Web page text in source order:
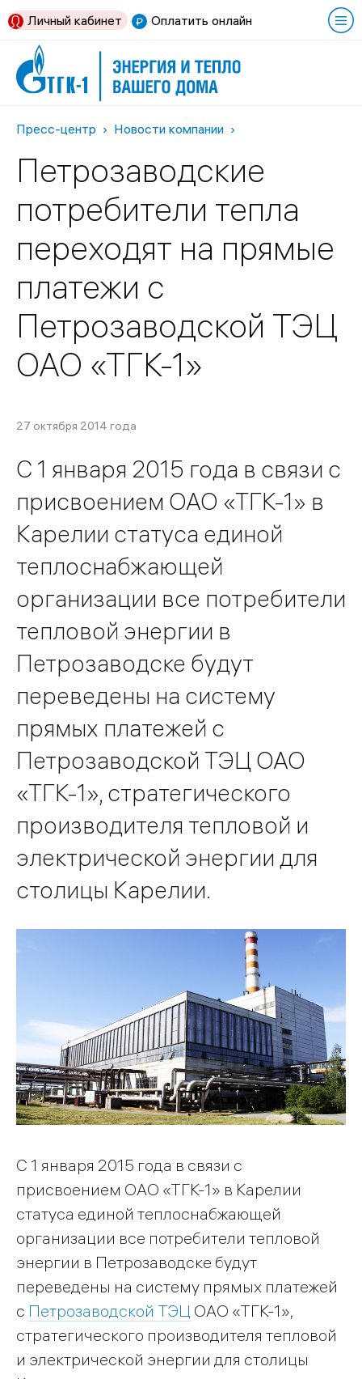
Оплатить онлайн
Личный кабинет
Пресс-центр Новости компании
Петрозаводские
потребители тепла
переходят на прямые
платежи с
Петрозаводской ТЭЦ
ОАО «ТГК-1»
27 октября 2014 года
С 1 января 2015 года в связи с
присвоением ОАО «ТГК-1» в
Карелии статуса единой
теплоснабжающей
организации все потребители
тепловой энергии в
Петрозаводске будут
переведены на систему
прямых платежей с
Петрозаводской ТЭЦ ОАО
«ТГК-1», стратегического
производителя тепловой и
электрической энергии для
столицы Карелии.
С 1 января 2015 года в связи с
присвоением ОАО «ТГК-1» в Карелии
статуса единой теплоснабжающей
организации все потребители тепловой
энергии в Петрозаводске будут
переведены на систему прямых платежей
с Петрозаводской ТЭЦ ОАО «ТГК-1»,
стратегического производителя тепловой
и электрической энергии для столицы